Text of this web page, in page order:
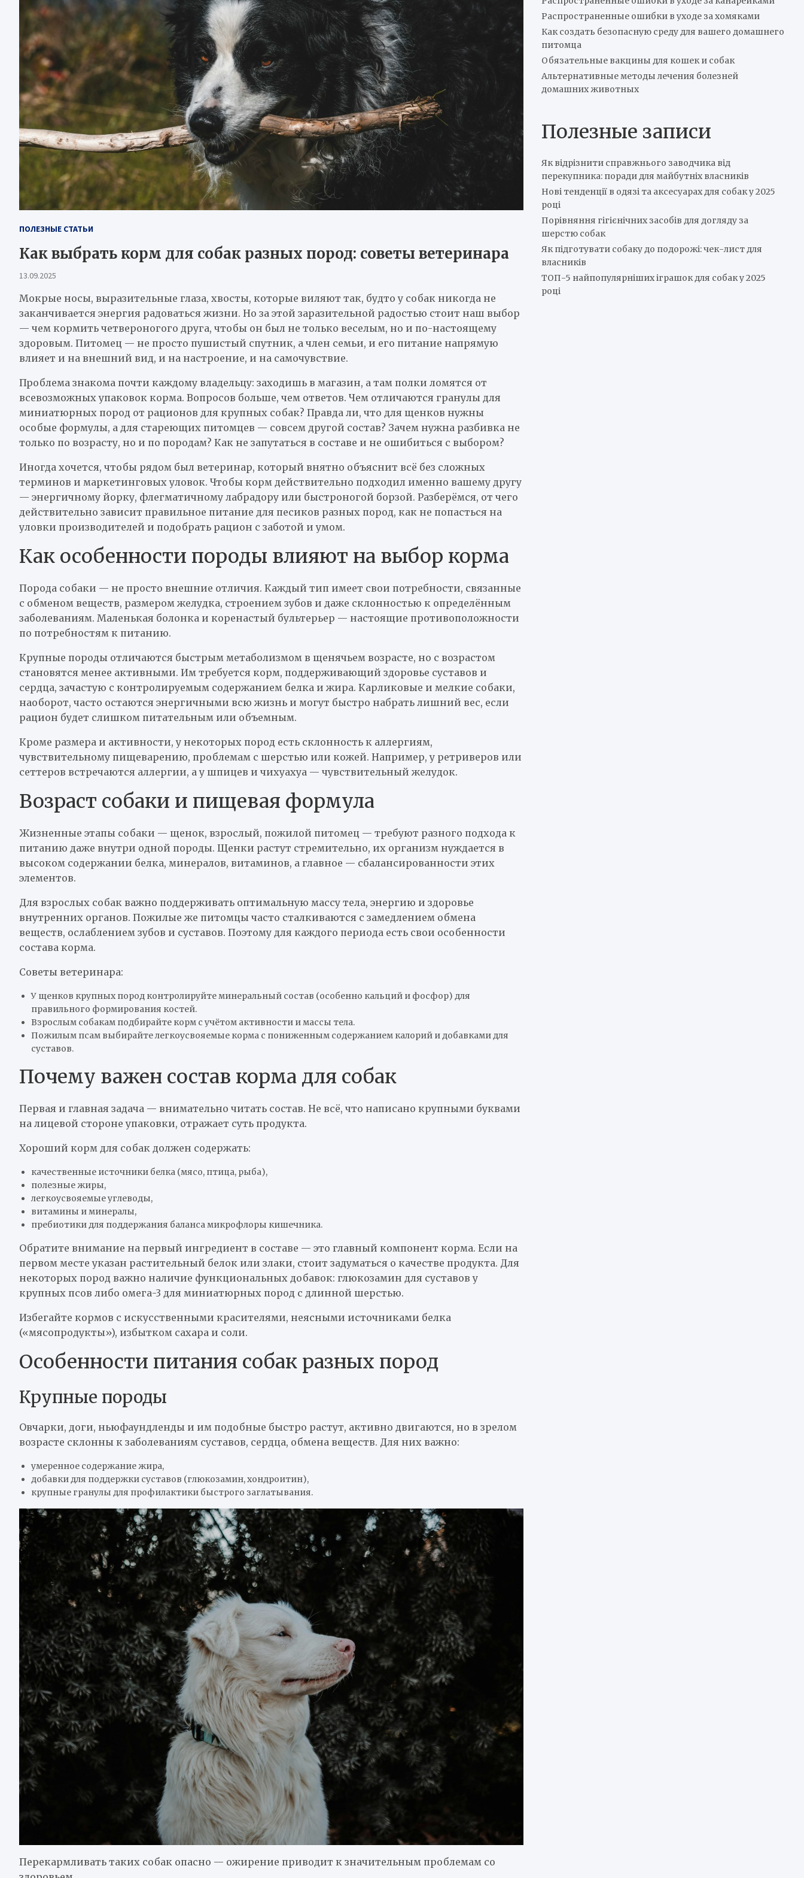
ПОЛЕЗНЫЕ СТАТЬИ
Как выбрать корм для собак разных пород: советы ветеринара
13.09.2025
Мокрые носы, выразительные глаза, хвосты, которые виляют так, будто у собак никогда не
заканчивается энергия радоваться жизни. Но за этой заразительной радостью стоит наш выбор
— чем кормить четвероногого друга, чтобы он был не только веселым, но и по-настоящему
здоровым. Питомец — не просто пушистый спутник, а член семьи, и его питание напрямую
влияет и на внешний вид, и на настроение, и на самочувствие.
Проблема знакома почти каждому владельцу: заходишь в магазин, а там полки ломятся от
всевозможных упаковок корма. Вопросов больше, чем ответов. Чем отличаются гранулы для
миниатюрных пород от рационов для крупных собак? Правда ли, что для щенков нужны
особые формулы, а для стареющих питомцев — совсем другой состав? Зачем нужна разбивка не
только по возрасту, но и по породам? Как не запутаться в составе и не ошибиться с выбором?
Иногда хочется, чтобы рядом был ветеринар, который внятно объяснит всё без сложных
терминов и маркетинговых уловок. Чтобы корм действительно подходил именно вашему другу
— энергичному йорку, флегматичному лабрадору или быстроногой борзой. Разберёмся, от чего
действительно зависит правильное питание для песиков разных пород, как не попасться на
уловки производителей и подобрать рацион с заботой и умом.
Как особенности породы влияют на выбор корма
Порода собаки — не просто внешние отличия. Каждый тип имеет свои потребности, связанные
с обменом веществ, размером желудка, строением зубов и даже склонностью к определённым
заболеваниям. Маленькая болонка и коренастый бультерьер — настоящие противоположности
по потребностям к питанию.
Крупные породы отличаются быстрым метаболизмом в щенячьем возрасте, но с возрастом
становятся менее активными. Им требуется корм, поддерживающий здоровье суставов и
сердца, зачастую с контролируемым содержанием белка и жира. Карликовые и мелкие собаки,
наоборот, часто остаются энергичными всю жизнь и могут быстро набрать лишний вес, если
рацион будет слишком питательным или объемным.
Кроме размера и активности, у некоторых пород есть склонность к аллергиям,
чувствительному пищеварению, проблемам с шерстью или кожей. Например, у ретриверов или
сеттеров встречаются аллергии, а у шпицев и чихуахуа — чувствительный желудок.
Возраст собаки и пищевая формула
Жизненные этапы собаки — щенок, взрослый, пожилой питомец — требуют разного подхода к
питанию даже внутри одной породы. Щенки растут стремительно, их организм нуждается в
высоком содержании белка, минералов, витаминов, а главное — сбалансированности этих
элементов.
Для взрослых собак важно поддерживать оптимальную массу тела, энергию и здоровье
внутренних органов. Пожилые же питомцы часто сталкиваются с замедлением обмена
веществ, ослаблением зубов и суставов. Поэтому для каждого периода есть свои особенности
состава корма.
Советы ветеринара:
У щенков крупных пород контролируйте минеральный состав (особенно кальций и фосфор) для
правильного формирования костей.
Взрослым собакам подбирайте корм с учётом активности и массы тела.
Пожилым псам выбирайте легкоусвояемые корма с пониженным содержанием калорий и добавками для
суставов.
Почему важен состав корма для собак
Первая и главная задача — внимательно читать состав. Не всё, что написано крупными буквами
на лицевой стороне упаковки, отражает суть продукта.
Хороший корм для собак должен содержать:
качественные источники белка (мясо, птица, рыба),
полезные жиры,
легкоусвояемые углеводы,
витамины и минералы,
пребиотики для поддержания баланса микрофлоры кишечника.
Обратите внимание на первый ингредиент в составе — это главный компонент корма. Если на
первом месте указан растительный белок или злаки, стоит задуматься о качестве продукта. Для
некоторых пород важно наличие функциональных добавок: глюкозамин для суставов у
крупных псов либо омега-3 для миниатюрных пород с длинной шерстью.
Избегайте кормов с искусственными красителями, неясными источниками белка
(«мясопродукты»), избытком сахара и соли.
Особенности питания собак разных пород
Крупные породы
Овчарки, доги, ньюфаундленды и им подобные быстро растут, активно двигаются, но в зрелом
возрасте склонны к заболеваниям суставов, сердца, обмена веществ. Для них важно:
умеренное содержание жира,
добавки для поддержки суставов (глюкозамин, хондроитин),
крупные гранулы для профилактики быстрого заглатывания.
Перекармливать таких собак опасно — ожирение приводит к значительным проблемам со
Распространенные ошибки в уходе за хомяками
Как создать безопасную среду для вашего домашнего
питомца
Обязательные вакцины для кошек и собак
Альтернативные методы лечения болезней
домашних животных
Полезные записи
Як відрізнити справжнього заводчика від
перекупника: поради для майбутніх власників
Нові тенденції в одязі та аксесуарах для собак у 2025
році
Порівняння гігієнічних засобів для догляду за
шерстю собак
Як підготувати собаку до подорожі: чек-лист для
власників
ТОП-5 найпопулярніших іграшок для собак у 2025
році